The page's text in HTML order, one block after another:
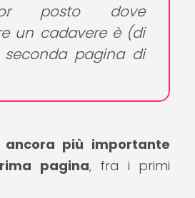
posto dove
un cadavere è (di
pagina di
ancora più importante
pagina, fra i primi